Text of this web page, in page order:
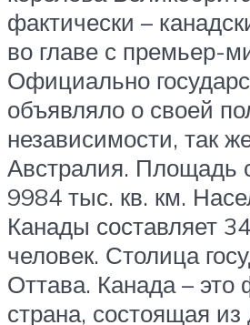
фактически –
во главе с премьер-
Официально
объявляло о своей
независимости, так
Австралия. Площадь
9984 тыс. кв. км.
Канады составляет
человек. Столица
Оттава. Канада – это
страна, состоящая из